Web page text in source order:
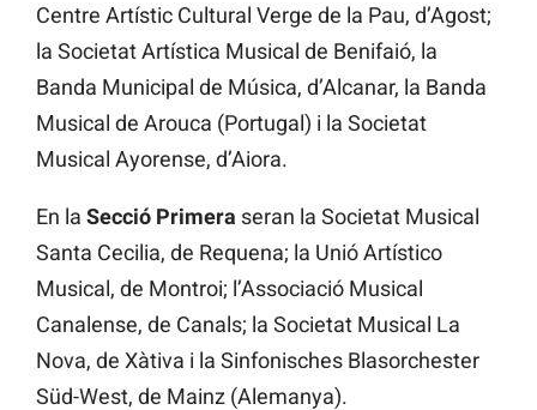
Centre Artístic Cultural Verge de la Pau, d’Agost;
la Societat Artística Musical de Benifaió, la
Banda Municipal de Música, d’Alcanar, la Banda
Musical de Arouca (Portugal) i la Societat
Musical Ayorense, d’Aiora.
En la Secció Primera seran la Societat Musical
Santa Cecilia, de Requena; la Unió Artístico
Musical, de Montroi; l’Associació Musical
Canalense, de Canals; la Societat Musical La
Nova, de Xàtiva i la Sinfonisches Blasorchester
Süd-West, de Mainz (Alemanya).